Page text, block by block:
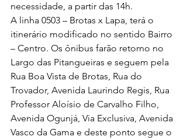
necessidade, a partir das 14h.
A linha 0503 – Brotas x Lapa, terá o
itinerário modificado no sentido Bairro
– Centro. Os ônibus farão retorno no
Largo das Pitangueiras e seguem pela
Rua Boa Vista de Brotas, Rua do
Trovador, Avenida Laurindo Regis, Rua
Professor Aloísio de Carvalho Filho,
Avenida Ogunjá, Via Exclusiva, Avenida
Vasco da Gama e deste ponto segue o